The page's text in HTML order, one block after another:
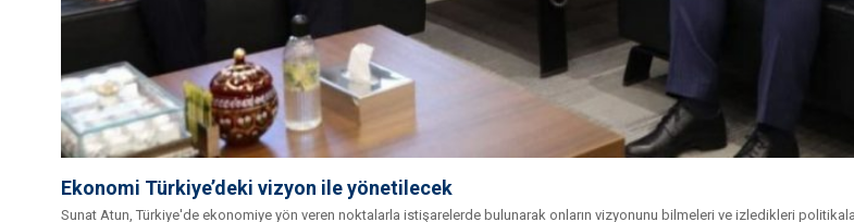
Ekonomi Türkiye’deki vizyon ile yönetilecek
Sunat Atun, Türkiye'de ekonomiye yön veren noktalarla istişarelerde bulunarak onların vizyonunu bilmeleri ve izledikleri